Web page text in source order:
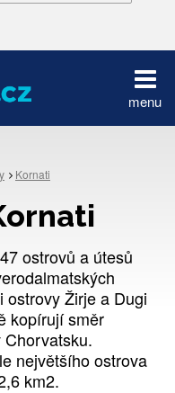
menu
Kornati
ostrovů a útesů
Žirje a Dugi
kopírují směr
největšího ostrova
km2.